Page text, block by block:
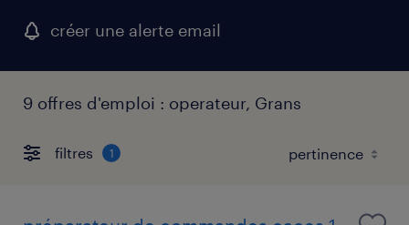
créer une alerte email
9 offres d'emploi : operateur, Grans
filtres 1